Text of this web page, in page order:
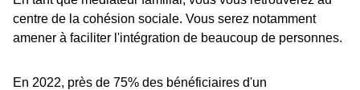
centre de la cohésion sociale. Vous serez notamment
amener à faciliter l'intégration de beaucoup de personnes.
En 2022, près de 75% des bénéficiaires d'un